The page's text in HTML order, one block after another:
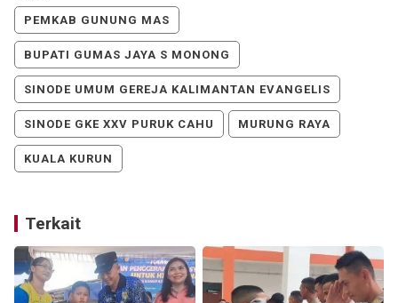
PEMKAB GUNUNG MAS
BUPATI GUMAS JAYA S MONONG
SINODE UMUM GEREJA KALIMANTAN EVANGELIS
SINODE GKE XXV PURUK CAHU MURUNG RAYA
KUALA KURUN
Terkait